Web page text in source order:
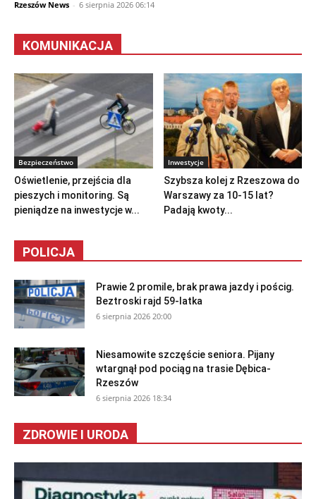
Rzeszów News - 6 sierpnia 2026 06:14
KOMUNIKACJA
Bezpieczeństwo
Oświetlenie, przejścia dla
pieszych i monitoring. Są
pieniądze na inwestycje w...
Inwestycje
Szybsza kolej z Rzeszowa do
Warszawy za 10-15 lat?
Padają kwoty...
POLICJA
Prawie 2 promile, brak prawa jazdy i pościg.
Beztroski rajd 59-latka
6 sierpnia 2026 20:00
Niesamowite szczęście seniora. Pijany
wtargnął pod pociąg na trasie Dębica-
Rzeszów
6 sierpnia 2026 18:34
ZDROWIE I URODA